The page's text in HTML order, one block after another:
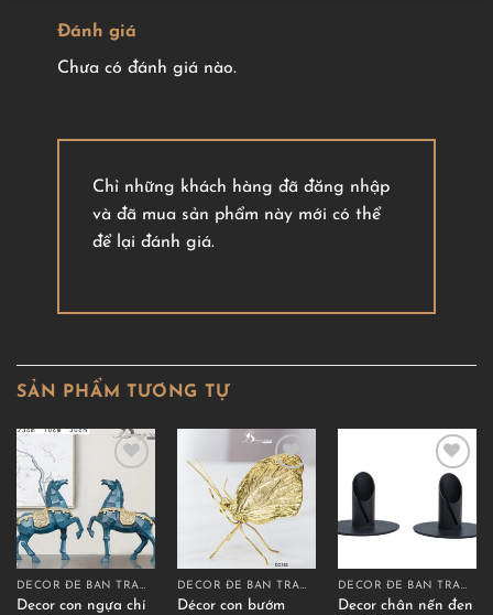
Đánh giá
Chưa có đánh giá nào.
Chỉ những khách hàng đã đăng nhập
và đã mua sản phẩm này mới có thể
để lại đánh giá.
SẢN PHẨM TƯƠNG TỰ
DECOR ĐỂ BÀN TRANG TRÍ
Decor con ngựa chí
DECOR ĐỂ BÀN TRANG TRÍ
Décor con bướm
DECOR ĐỂ BÀN TRANG TRÍ
Decor chân nến đen